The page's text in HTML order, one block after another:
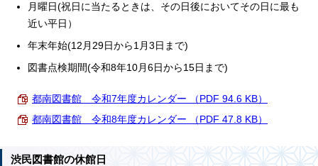
月曜日(祝日に当たるときは、その日後においてその日に最も
近い平日）
年末年始(12月29日から1月3日まで)
図書点検期間(令和8年10月6日から15日まで)
都南図書館 令和7年度カレンダー （PDF 94.6 KB）
都南図書館 令和8年度カレンダー （PDF 47.8 KB）
渋民図書館の休館日